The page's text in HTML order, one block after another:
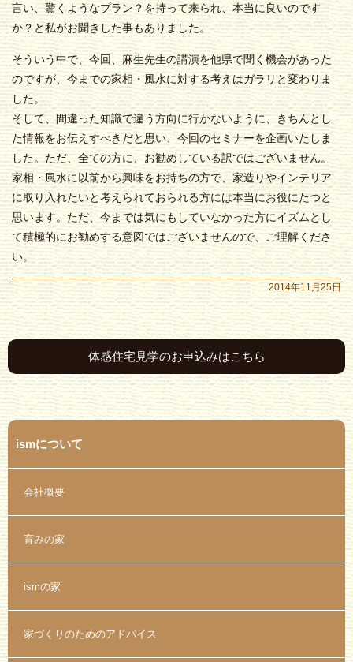
言い、驚くようなプラン？を持って来られ、本当に良いのです
か？と私がお聞きした事もありました。
そういう中で、今回、麻生先生の講演を他県で聞く機会があった
のですが、今までの家相・風水に対する考えはガラリと変わりま
した。
そして、間違った知識で違う方向に行かないように、きちんとし
た情報をお伝えすべきだと思い、今回のセミナーを企画いたしま
した。ただ、全ての方に、お勧めしている訳ではございません。
家相・風水に以前から興味をお持ちの方で、家造りやインテリア
に取り入れたいと考えられておられる方には本当にお役にたつと
思います。ただ、今までは気にもしていなかった方にイズムとし
て積極的にお勧めする意図ではございませんので、ご理解くださ
い。
2014年11月25日
体感住宅見学のお申込みはこちら
ismについて
会社概要
育みの家
ismの家
家づくりのためのアドバイス